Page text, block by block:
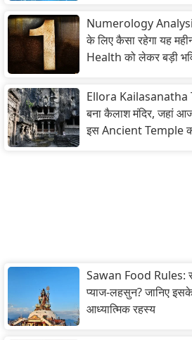
Numerology
के लिए कैसा रहेगा यह
Health को लेकर बड़ी
Ellora Kailasanatha
बना कैलाश मंदिर, जहां
इस Ancient Temple
Sawan Food Rules:
प्याज-लहसुन? जानिए
आध्यात्मिक रहस्य